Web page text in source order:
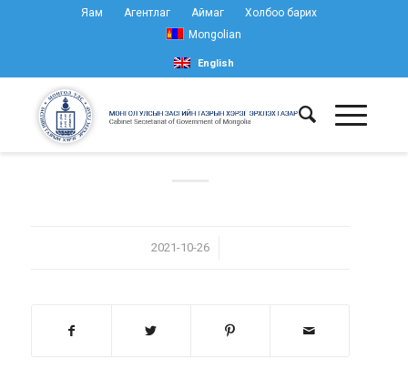
Яам Агентлаг Аймаг
Холбоо барих
Mongolian
English
2021-10-26
/